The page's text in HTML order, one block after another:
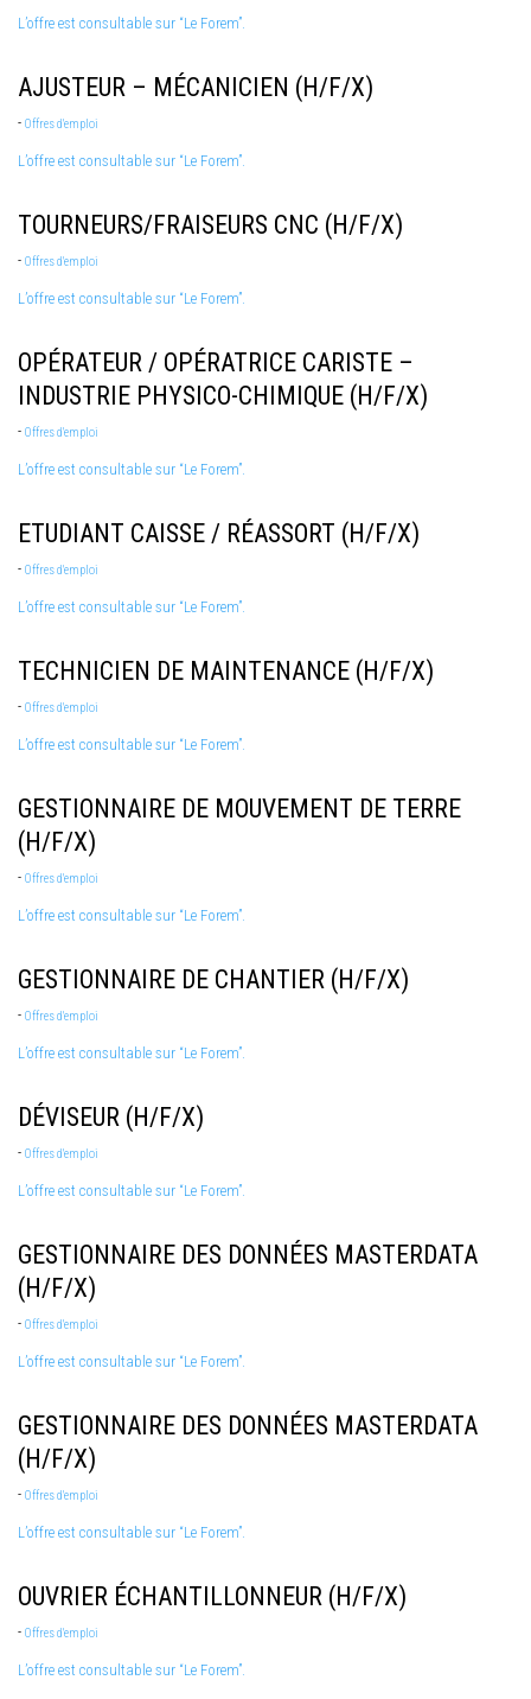
L’offre est consultable sur “Le Forem”.
AJUSTEUR – MÉCANICIEN (H/F/X)
- Offres d'emploi
L’offre est consultable sur “Le Forem”.
TOURNEURS/FRAISEURS CNC (H/F/X)
- Offres d'emploi
L’offre est consultable sur “Le Forem”.
OPÉRATEUR / OPÉRATRICE CARISTE –
INDUSTRIE PHYSICO-CHIMIQUE (H/F/X)
- Offres d'emploi
L’offre est consultable sur “Le Forem”.
ETUDIANT CAISSE / RÉASSORT (H/F/X)
- Offres d'emploi
L’offre est consultable sur “Le Forem”.
TECHNICIEN DE MAINTENANCE (H/F/X)
- Offres d'emploi
L’offre est consultable sur “Le Forem”.
GESTIONNAIRE DE MOUVEMENT DE TERRE
(H/F/X)
- Offres d'emploi
L’offre est consultable sur “Le Forem”.
GESTIONNAIRE DE CHANTIER (H/F/X)
- Offres d'emploi
L’offre est consultable sur “Le Forem”.
DÉVISEUR (H/F/X)
- Offres d'emploi
L’offre est consultable sur “Le Forem”.
GESTIONNAIRE DES DONNÉES MASTERDATA
(H/F/X)
- Offres d'emploi
L’offre est consultable sur “Le Forem”.
GESTIONNAIRE DES DONNÉES MASTERDATA
(H/F/X)
- Offres d'emploi
L’offre est consultable sur “Le Forem”.
OUVRIER ÉCHANTILLONNEUR (H/F/X)
- Offres d'emploi
L’offre est consultable sur “Le Forem”.